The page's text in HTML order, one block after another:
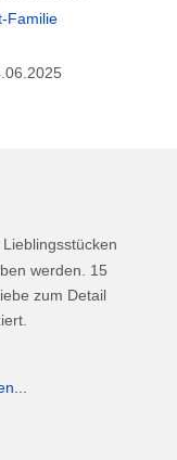
Familie
werden. 15
zum Detail